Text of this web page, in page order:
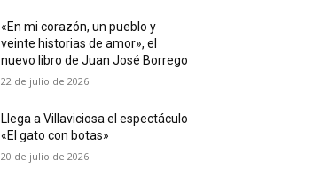
«En mi corazón, un pueblo y
veinte historias de amor», el
nuevo libro de Juan José Borrego
22 de julio de 2026
Llega a Villaviciosa el espectáculo
«El gato con botas»
20 de julio de 2026